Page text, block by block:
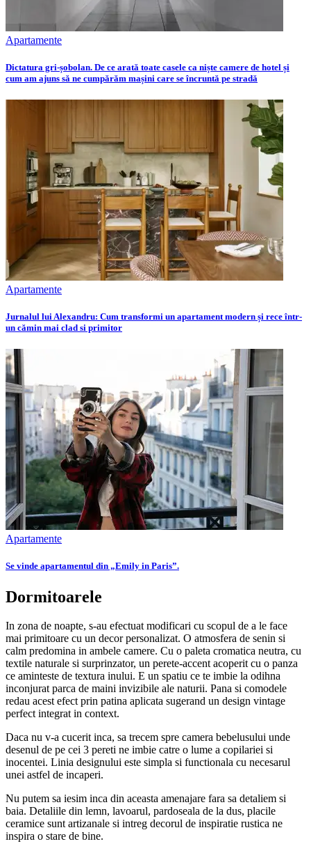
Apartamente
Dictatura gri-șobolan. De ce arată toate casele ca niște camere de hotel și
cum am ajuns să ne cumpărăm mașini care se încruntă pe stradă
Apartamente
Jurnalul lui Alexandru: Cum transformi un apartament modern și rece într-
un cămin mai clad si primitor
Apartamente
Se vinde apartamentul din „Emily in Paris”.
Dormitoarele
In zona de noapte, s-au efectuat modificari cu scopul de a le face
mai primitoare cu un decor personalizat. O atmosfera de senin si
calm predomina in ambele camere. Cu o paleta cromatica neutra, cu
textile naturale si surprinzator, un perete-accent acoperit cu o panza
ce aminteste de textura inului. E un spatiu ce te imbie la odihna
inconjurat parca de maini invizibile ale naturii. Pana si comodele
redau acest efect prin patina aplicata sugerand un design vintage
perfect integrat in context.
Daca nu v-a cucerit inca, sa trecem spre camera bebelusului unde
desenul de pe cei 3 pereti ne imbie catre o lume a copilariei si
inocentei. Linia designului este simpla si functionala cu necesarul
unei astfel de incaperi.
Nu putem sa iesim inca din aceasta amenajare fara sa detaliem si
baia. Detaliile din lemn, lavoarul, pardoseala de la dus, placile
ceramice sunt artizanale si intreg decorul de inspiratie rustica ne
inspira o stare de bine.